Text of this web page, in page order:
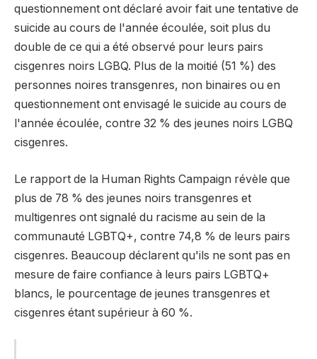
questionnement ont déclaré avoir fait une tentative de
suicide au cours de l'année écoulée, soit plus du
double de ce qui a été observé pour leurs pairs
cisgenres noirs LGBQ. Plus de la moitié (51 %) des
personnes noires transgenres, non binaires ou en
questionnement ont envisagé le suicide au cours de
l'année écoulée, contre 32 % des jeunes noirs LGBQ
cisgenres.
Le rapport de la Human Rights Campaign révèle que
plus de 78 % des jeunes noirs transgenres et
multigenres ont signalé du racisme au sein de la
communauté LGBTQ+, contre 74,8 % de leurs pairs
cisgenres. Beaucoup déclarent qu'ils ne sont pas en
mesure de faire confiance à leurs pairs LGBTQ+
blancs, le pourcentage de jeunes transgenres et
cisgenres étant supérieur à 60 %.